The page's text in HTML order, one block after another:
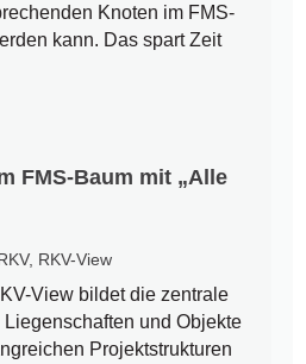
Knoten im FMS-
kann. Das spart Zeit
FMS-Baum mit „Alle
, RKV-View
View bildet die zentrale
Liegenschaften und Objekte
Projektstrukturen